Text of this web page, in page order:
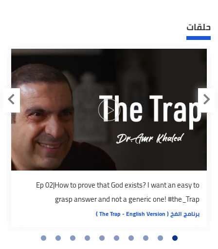
حلقات
Ep 02|How to prove that God exists? I want an easy to
grasp answer and not a generic one! #the_Trap
برنامج الفخ ( The Trap - English Version )